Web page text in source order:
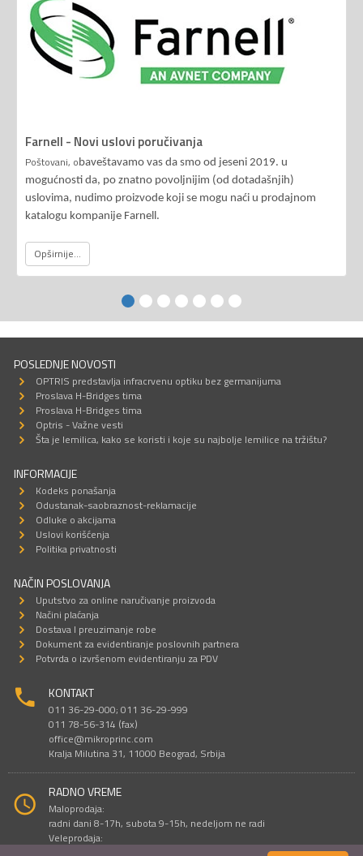
Farnell - Novi uslovi poručivanja
Poštovani, obaveštavamo vas da smo od jeseni 2019. u
mogućnosti da, po znatno povoljnijim (od dotadašnjih)
uslovima, nudimo proizvode koji se mogu naći u prodajnom
katalogu kompanije Farnell.
Opširnije...
POSLEDNJE NOVOSTI
OPTRIS predstavlja infracrvenu optiku bez germanijuma
Proslava H-Bridges tima
Proslava H-Bridges tima
Optris - Važne vesti
Šta je lemilica, kako se koristi i koje su najbolje lemilice na tržištu?
INFORMACIJE
Kodeks ponašanja
Odustanak-saobraznost-reklamacije
Odluke o akcijama
Uslovi korišćenja
Politika privatnosti
NAČIN POSLOVANJA
Uputstvo za online naručivanje proizvoda
Načini plaćanja
Dostava I preuzimanje robe
Dokument za evidentiranje poslovnih partnera
Potvrda o izvršenom evidentiranju za PDV
KONTAKT
011 36-29-000; 011 36-29-999
011 78-56-314 (fax)
office@mikroprinc.com
Kralja Milutina 31, 11000 Beograd, Srbija
RADNO VREME
Maloprodaja:
radni dani 8-17h, subota 9-15h, nedeljom ne radi
Veleprodaja: